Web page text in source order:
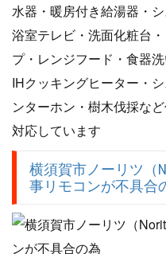
水器・暖房付き給湯器・
浴室テレビ・洗面化粧台
プ・レンジフード・食器
IHクッキングヒーター・
ンターホン・樹木伐採な
対応しています
横須賀市ノーリツ（
事リモコンが不具合